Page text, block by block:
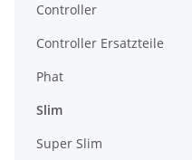
Controller
Controller Ersatzteile
Phat
Slim
Super Slim